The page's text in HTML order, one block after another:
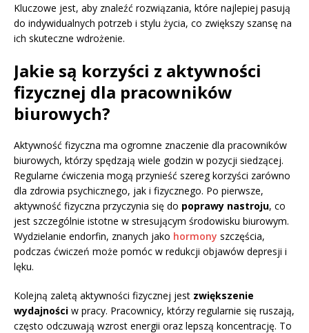
Kluczowe jest, aby znaleźć rozwiązania, które najlepiej pasują
do indywidualnych potrzeb i stylu życia, co zwiększy szansę na
ich skuteczne wdrożenie.
Jakie są korzyści z aktywności
fizycznej dla pracowników
biurowych?
Aktywność fizyczna ma ogromne znaczenie dla pracowników
biurowych, którzy spędzają wiele godzin w pozycji siedzącej.
Regularne ćwiczenia mogą przynieść szereg korzyści zarówno
dla zdrowia psychicznego, jak i fizycznego. Po pierwsze,
aktywność fizyczna przyczynia się do poprawy nastroju, co
jest szczególnie istotne w stresującym środowisku biurowym.
Wydzielanie endorfin, znanych jako hormony szczęścia,
podczas ćwiczeń może pomóc w redukcji objawów depresji i
lęku.
Kolejną zaletą aktywności fizycznej jest zwiększenie
wydajności w pracy. Pracownicy, którzy regularnie się ruszają,
często odczuwają wzrost energii oraz lepszą koncentrację. To